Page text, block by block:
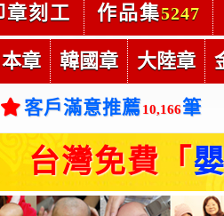
章刻工 作品集5247
本章 韓國章 大陸章
客戶滿意推薦10,166筆
台灣免費「